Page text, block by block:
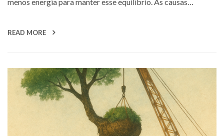
menos energia para manter esse equilíbrio. As causas…
READ MORE